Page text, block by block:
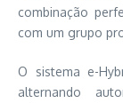
combinação
com um grupo
O sistema e-
alternando